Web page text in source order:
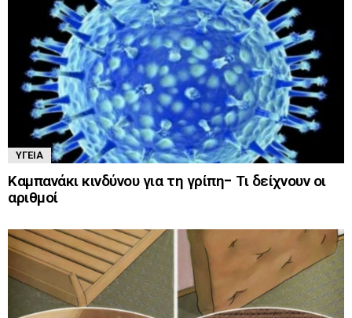
ΥΓΕΊΑ
Καμπανάκι κινδύνου για τη γρίπη- Τι δείχνουν οι
αριθμοί